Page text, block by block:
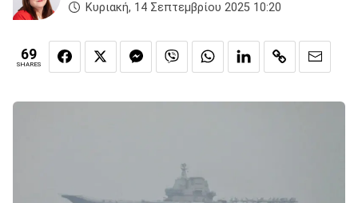
Κυριακή, 14 Σεπτεμβρίου 2025 10:20
69
SHARES